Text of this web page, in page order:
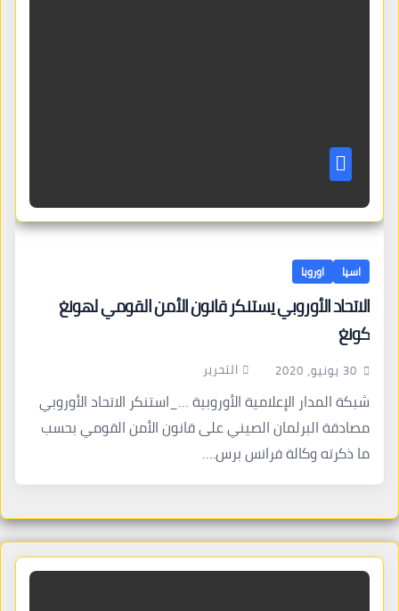
اسيا اوروبا
الاتحاد الأوروبي يستنكر قانون الأمن القومي لهونغ
كونغ
30 يونيو، 2020 التحرير
شبكة المدار الإعلامية الأوروبية …_استنكر الاتحاد الأوروبي
مصادقة البرلمان الصيني على قانون الأمن القومي بحسب
ما ذكرته وكالة فرانس برس.…